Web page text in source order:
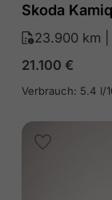
Skoda
23.900 km
21.100 €
Verbrauch: 5.4 l/